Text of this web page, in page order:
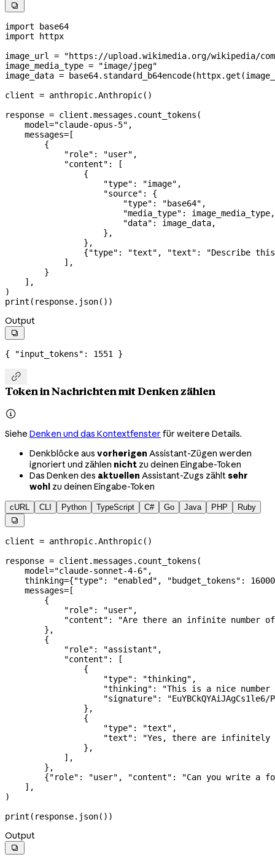

import base64
import httpx
image_url = "https://upload.wikimedia.org/wikipedia/
image_media_type = "image/jpeg"
image_data =
client = anthropic.Anthropic()
response = client.messages.count_tokens(
    model
="claude-opus-5" ,
    messages
= [
        {
            "role"
: "user" ,
            "content"
: [
                {
                    "type"
: "image" ,
                    "source"
: {
                        "type"
: "base64" ,
                        "media_type"
: image_media_type,
                        "data"
: image_data,
                    },
                },
                {
"type" : "text" , "text" :
"Describe
            ],
        }
    ],
)
print (response.json())
Output

{ "input_tokens" : 1551 }

Token in Nachrichten mit Denken zählen

Siehe Denken und das Kontextfenster für weitere Details.
Denkblöcke aus vorherigen Assistant-Zügen werden
ignoriert und zählen nicht zu deinen Eingabe-Token
Das Denken des aktuellen Assistant-Zugs zähltsehr
wohl zu deinen Eingabe-Token
cURL CLI Python TypeScript C# Go Java PHP Ruby

client = anthropic.Anthropic()
response = client.messages.count_tokens(
    model
="claude-sonnet-4-6" ,
    thinking
={"type" : "enabled" , "budget_tokens" : 16000
    messages
= [
        {
            "role"
: "user" ,
            "content"
:
"Are there an infinite number of
        },
        {
            "role"
: "assistant" ,
            "content"
: [
                {
                    "type"
: "thinking" ,
                    "thinking"
:
"This is a nice
                    "signature"
:
"EuYBCkQYAiJAgCs1le6/
                },
                {
                    "type"
: "text" ,
                    "text"
:
"Yes, there are infinitely
                },
            ],
        },
        {
"role" : "user" , "content" :
"Can you write a
    ],
)
print (response.json())
Output
